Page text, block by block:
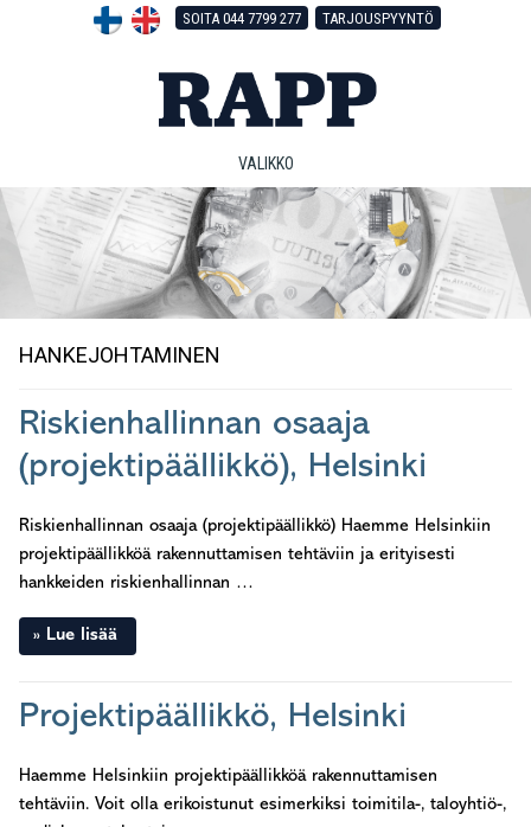
SOITA 044 7799 277 TARJOUSPYYNTÖ
VALIKKO
HANKEJOHTAMINEN
Riskienhallinnan osaaja
(projektipäällikkö), Helsinki
Riskienhallinnan osaaja (projektipäällikkö) Haemme Helsinkiin
projektipäällikköä rakennuttamisen tehtäviin ja erityisesti
hankkeiden riskienhallinnan …
Lue lisää
Projektipäällikkö, Helsinki
Haemme Helsinkiin projektipäällikköä rakennuttamisen
tehtäviin. Voit olla erikoistunut esimerkiksi toimitila-, taloyhtiö-,